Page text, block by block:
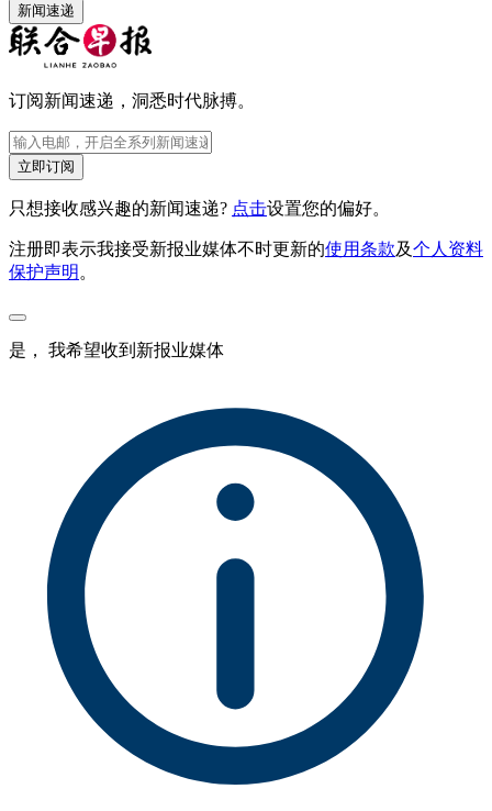
新闻速递
订阅新闻速递，洞悉时代脉搏。
立即订阅
只想接收感兴趣的新闻速递? 点击设置您的偏好。
注册即表示我接受新报业媒体不时更新的使用条款及个人资料
保护声明 。
是， 我希望收到新报业媒体